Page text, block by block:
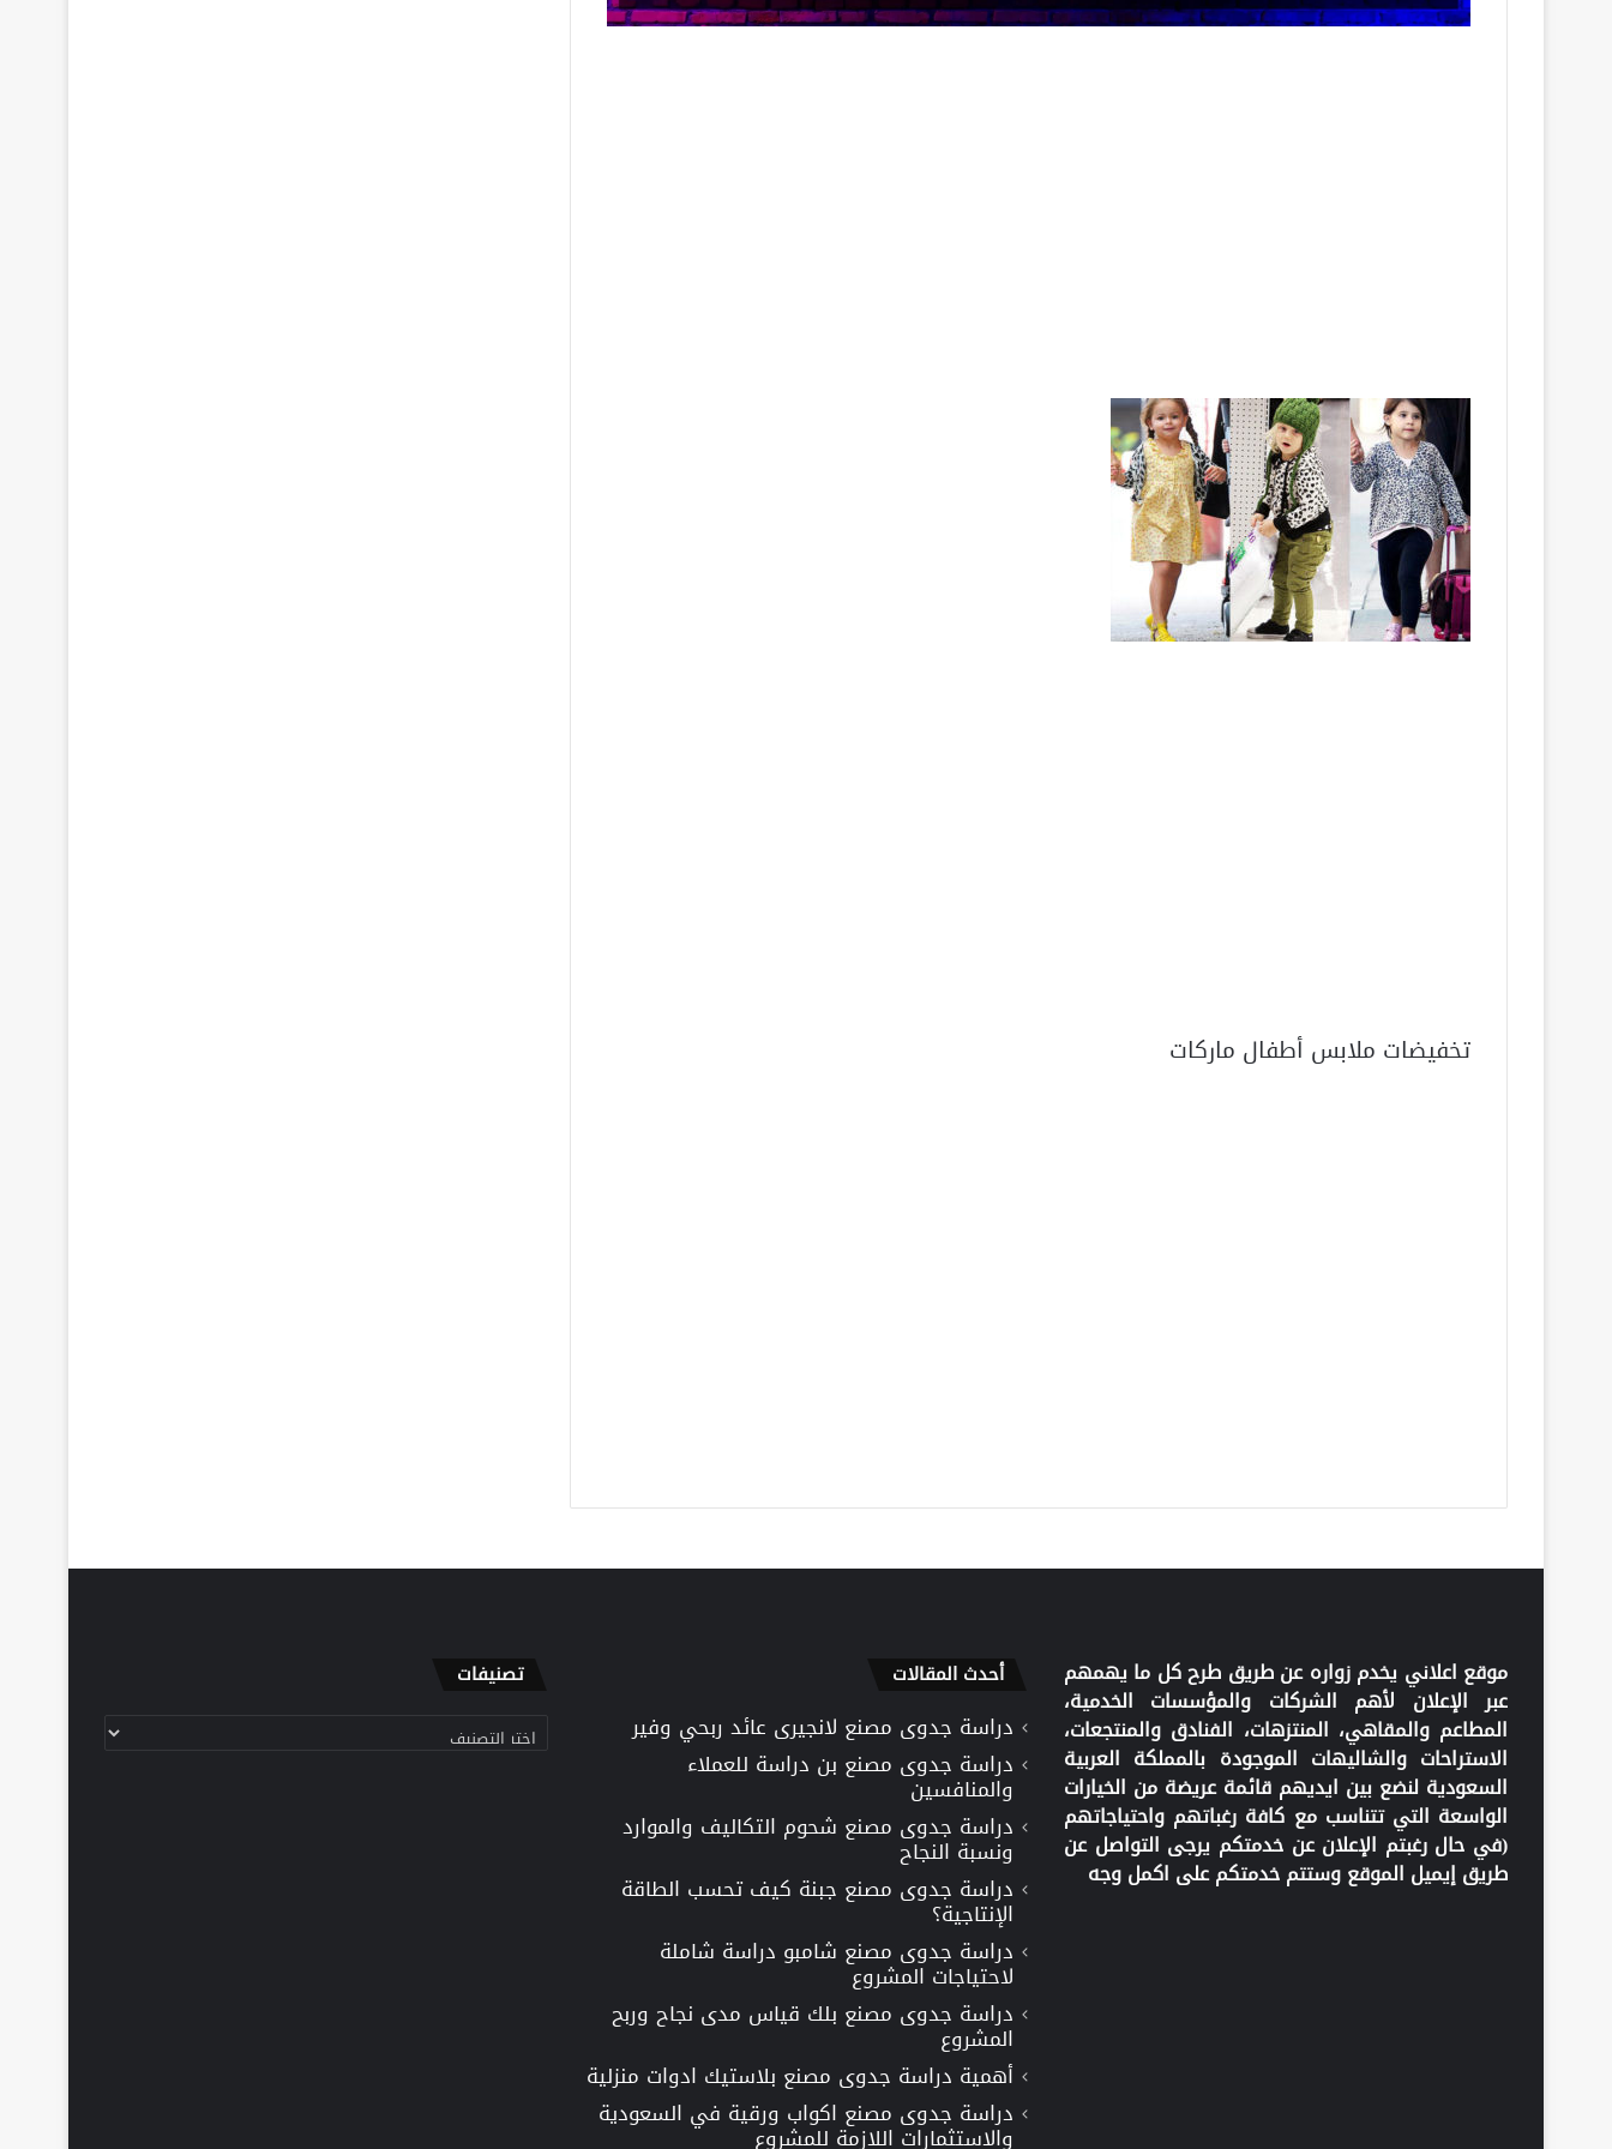
تخفيضات ملابس أطفال ماركات
موقع اعلاني يخدم زواره عن طريق طرح كل ما يهمهم
عبر الإعلان لأهم الشركات والمؤسسات الخدمية،
المطاعم والمقاهي، المنتزهات، الفنادق والمنتجعات،
الاستراحات والشاليهات الموجودة بالمملكة العربية
السعودية لنضع بين ايديهم قائمة عريضة من الخيارات
الواسعة التي تتناسب مع كافة رغباتهم واحتياجاتهم
(في حال رغبتم الإعلان عن خدمتكم يرجى التواصل عن
طريق إيميل الموقع وستتم خدمتكم على اكمل وجه
أحدث المقالات
دراسة جدوى مصنع لانجيرى عائد ربحي وفير
دراسة جدوى مصنع بن دراسة للعملاء
والمنافسين
دراسة جدوى مصنع شحوم التكاليف والموارد
ونسبة النجاح
دراسة جدوى مصنع جبنة كيف تحسب الطاقة
الإنتاجية؟
دراسة جدوى مصنع شامبو دراسة شاملة
لاحتياجات المشروع
دراسة جدوى مصنع بلك قياس مدى نجاح وربح
المشروع
أهمية دراسة جدوى مصنع بلاستيك ادوات منزلية
دراسة جدوى مصنع اكواب ورقية في السعودية
والاستثمارات اللازمة للمشروع
تصنيفات
تصنيفات